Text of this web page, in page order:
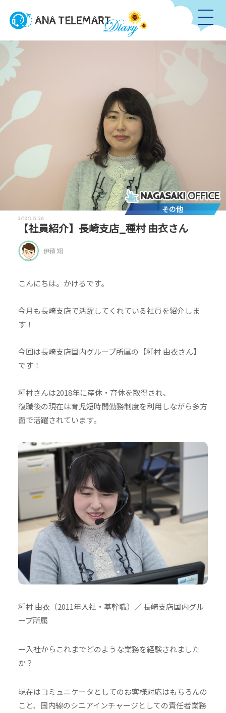
その他
2020.12.28
【社員紹介】長崎支店_種村 由衣さん
伊積 翔
こんにちは。かけるです。
今月も長崎支店で活躍してくれている社員を紹介しま
す！
今回は長崎支店国内グループ所属の【種村 由衣さん】
です！
種村さんは2018年に産休・育休を取得され、
復職後の現在は育児短時間勤務制度を利用しながら多方
面で活躍されています。
種村 由衣（2011年入社・基幹職）／ 長崎支店国内グル
ープ所属
ー入社からこれまでどのような業務を経験されました
か？
現在はコミュニケータとしてのお客様対応はもちろんの
こと、国内線のシニアインチャージとしての責任者業務